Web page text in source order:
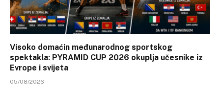
Visoko domaćin međunarodnog sportskog
spektakla: PYRAMID CUP 2026 okuplja učesnike iz
Evrope i svijeta
05/08/2026